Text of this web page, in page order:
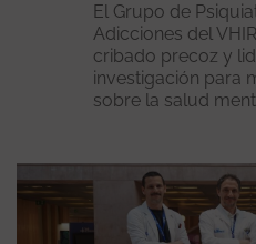
El Grupo de
Adicciones del
cribado precoz y
investigación para
sobre la salud